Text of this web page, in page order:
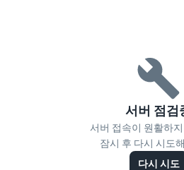
서버 점검
서버 접속이 원활하
잠시 후 다시 시도
다시 시도